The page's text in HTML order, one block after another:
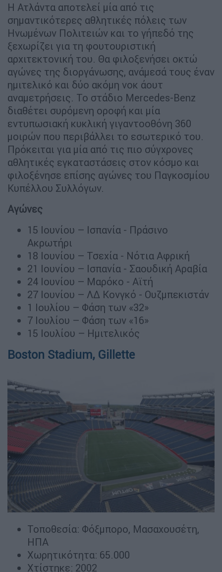
Η Ατλάντα αποτελεί μία από τις
σημαντικότερες αθλητικές πόλεις των
Ηνωμένων Πολιτειών και το γήπεδό της
ξεχωρίζει για τη φουτουριστική
αρχιτεκτονική του. Θα φιλοξενήσει οκτώ
αγώνες της διοργάνωσης, ανάμεσά τους έναν
ημιτελικό και δύο ακόμη νοκ άουτ
αναμετρήσεις. Το στάδιο Mercedes-Benz
διαθέτει συρόμενη οροφή και μία
εντυπωσιακή κυκλική γιγαντοοθόνη 360
μοιρών που περιβάλλει το εσωτερικό του.
Πρόκειται για μία από τις πιο σύγχρονες
αθλητικές εγκαταστάσεις στον κόσμο και
φιλοξένησε επίσης αγώνες του Παγκοσμίου
Κυπέλλου Συλλόγων.
Αγώνες
15 Ιουνίου – Ισπανία - Πράσινο
Ακρωτήρι
18 Ιουνίου – Τσεχία - Νότια Αφρική
21 Ιουνίου – Ισπανία - Σαουδική Αραβία
24 Ιουνίου – Μαρόκο - Αϊτή
27 Ιουνίου – ΛΔ Κονγκό - Ουζμπεκιστάν
1 Ιουλίου – Φάση των «32»
7 Ιουλίου – Φάση των «16»
15 Ιουλίου – Ημιτελικός
Boston Stadium, Gillette
Τοποθεσία: Φόξμπορο, Μασαχουσέτη,
ΗΠΑ
Χωρητικότητα: 65.000
Χτίστηκε: 2002